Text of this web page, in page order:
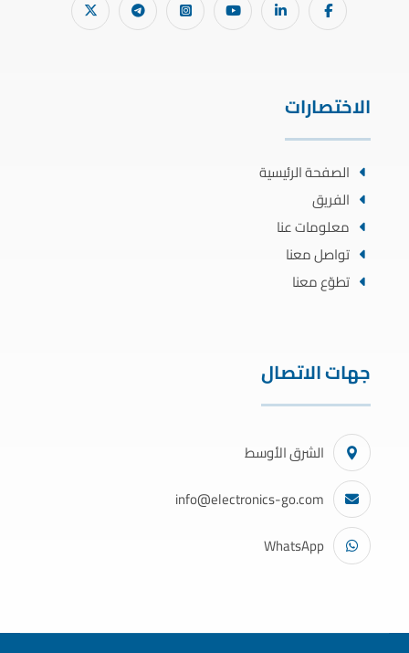
الاختصارات
الصفحة الرئيسية
الفريق
معلومات عنا
تواصل معنا
تطوّع معنا
جهات الاتصال
الشرق الأوسط
info@electronics-go.com
WhatsApp